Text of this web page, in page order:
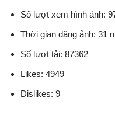
Số lượt xem hình ảnh:
Thời gian đăng ảnh: 31
Số lượt tải: 87362
Likes: 4949
Dislikes: 9